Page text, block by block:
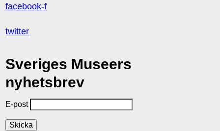
facebook-f
twitter
Sveriges Museers
nyhetsbrev
E-post